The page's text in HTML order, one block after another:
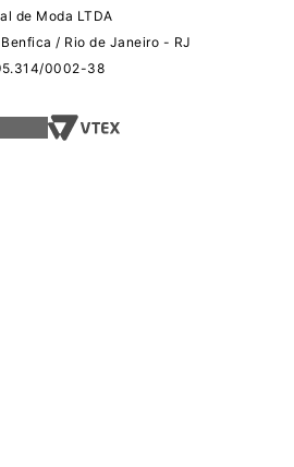
de Moda LTDA
/ Rio de Janeiro - RJ
0002-38